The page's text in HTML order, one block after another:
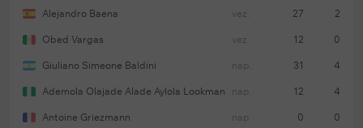
Odsutni:Rodrigo Mendoza, Nikolas Gonsales, Hoze
Julijan Alvares, Nahuel Molina (povrede), Robin Le
Normand (suspenzija).
Alejandro Baena vez. 27 2
Obed Vargas vez. 12 0
Giuliano Simeone Baldini nap. 31 4
Ademola Olajade Alade Aylola Lookman nap. 12 4
Antoine Griezmann nap. 0 0